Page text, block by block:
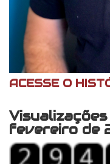
ACESSE O
fevereiro de